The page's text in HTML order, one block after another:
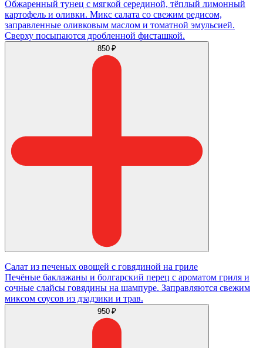
Обжаренный тунец с мягкой серединой, тёплый лимонный
картофель и оливки. Микс салата со свежим редисом,
заправленные оливковым маслом и томатной эмульсией.
Сверху посыпаются дробленной фисташкой.
850 ₽
Салат из печеных овощей с говядиной на гриле
Печёные баклажаны и болгарский перец с ароматом гриля и
сочные слайсы говядины на шампуре. Заправляются свежим
миксом соусов из дзадзики и трав.
950 ₽